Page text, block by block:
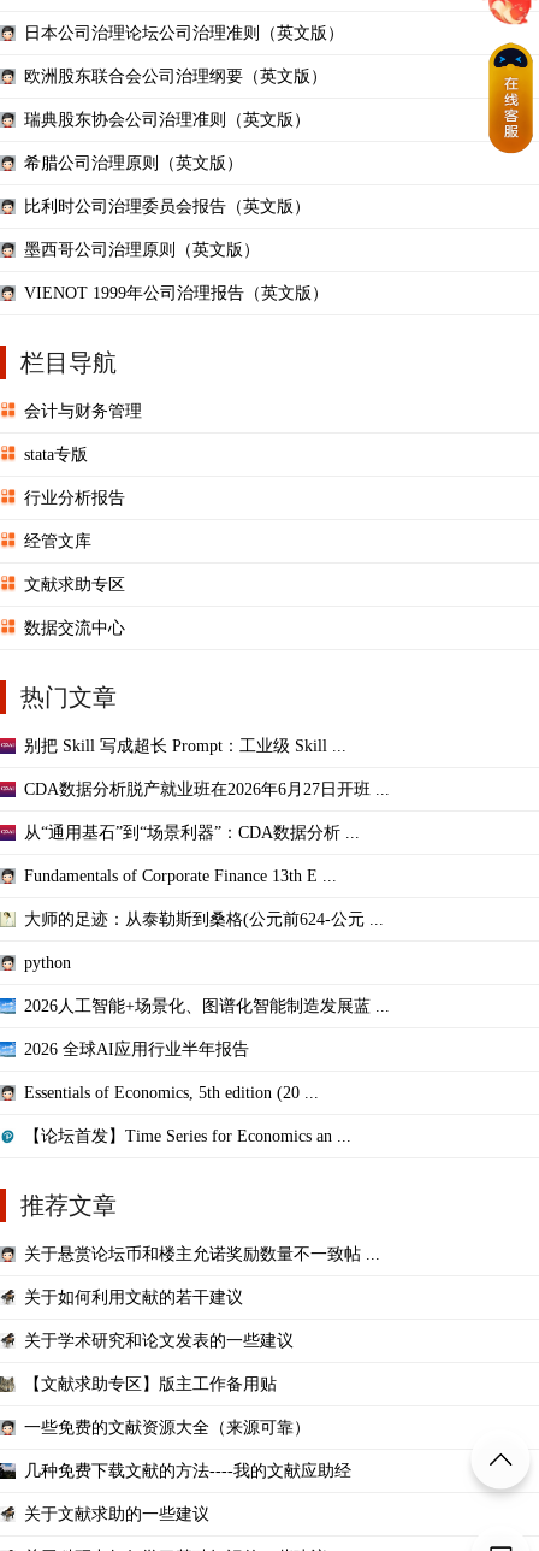
日本公司治理论坛公司治理准则（英文版）
欧洲股东联合会公司治理纲要（英文版）
瑞典股东协会公司治理准则（英文版）
希腊公司治理原则（英文版）
比利时公司治理委员会报告（英文版）
墨西哥公司治理原则（英文版）
VIENOT 1999年公司治理报告（英文版）
栏目导航
会计与财务管理
stata专版
行业分析报告
经管文库
文献求助专区
数据交流中心
热门文章
别把 Skill 写成超长 Prompt：工业级 Skill ...
CDA数据分析脱产就业班在2026年6月27日开班 ...
从“通用基石”到“场景利器”：CDA数据分析 ...
Fundamentals of Corporate Finance 13th E ...
大师的足迹：从泰勒斯到桑格(公元前624-公元 ...
python
2026人工智能+场景化、图谱化智能制造发展蓝 ...
2026 全球AI应用行业半年报告
Essentials of Economics, 5th edition (20 ...
【论坛首发】Time Series for Economics an ...
推荐文章
关于悬赏论坛币和楼主允诺奖励数量不一致帖 ...
关于如何利用文献的若干建议
关于学术研究和论文发表的一些建议
【文献求助专区】版主工作备用贴
一些免费的文献资源大全（来源可靠）
几种免费下载文献的方法----我的文献应助经
关于文献求助的一些建议